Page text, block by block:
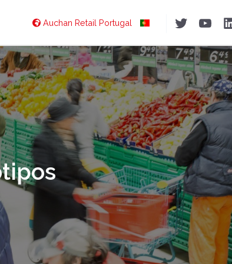
Auchan Retail Portugal TwitterYouTube